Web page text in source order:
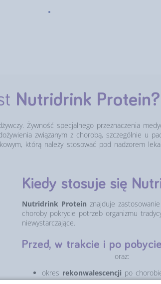
.
Nutridrink Protein?
Żywność specjalnego przeznaczenia
związanym z chorobą, szczególnie u
którą należy stosować pod nadzorem
Kiedy stosuje się
Nutridrink Protein znajduje
choroby pokrycie potrzeb organizmu
niewystarczające.
Przed, w trakcie i po
oraz:
okres rekonwalescencji po